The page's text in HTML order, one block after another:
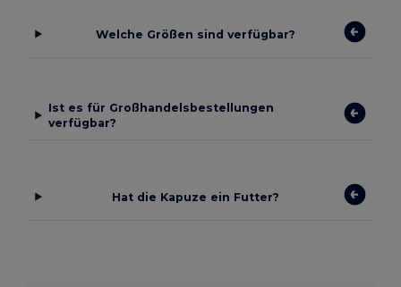
Welche Größen sind verfügbar?
Ist es für Großhandelsbestellungen
verfügbar?
Hat die Kapuze ein Futter?